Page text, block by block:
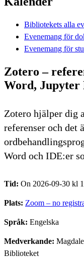
Bibliotekets alla
Evenemang för
Evenemang för
Zotero –
Word, Jupyter
Zotero hjälper dig
referenser och det
Word och IDE:er
Tid: On 2026-09-30 kl
Plats: Zoom – no
Språk: Engelska
Medverkande:
Biblioteket